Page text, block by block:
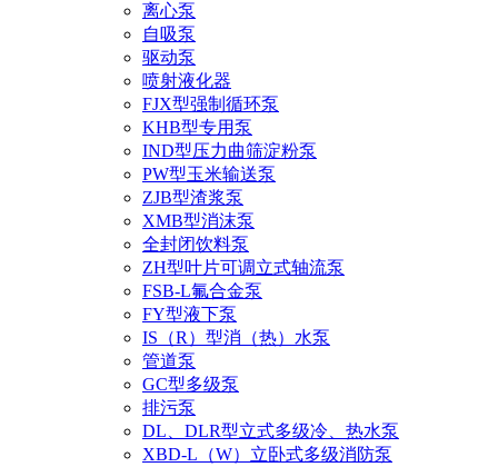
离心泵
自吸泵
驱动泵
喷射液化器
FJX型强制循环泵
KHB型专用泵
IND型压力曲筛淀粉泵
PW型玉米输送泵
ZJB型渣浆泵
XMB型消沫泵
全封闭饮料泵
ZH型叶片可调立式轴流泵
FSB-L氟合金泵
FY型液下泵
IS（R）型消（热）水泵
管道泵
GC型多级泵
排污泵
DL、DLR型立式多级冷、热水泵
XBD-L（W）立卧式多级消防泵